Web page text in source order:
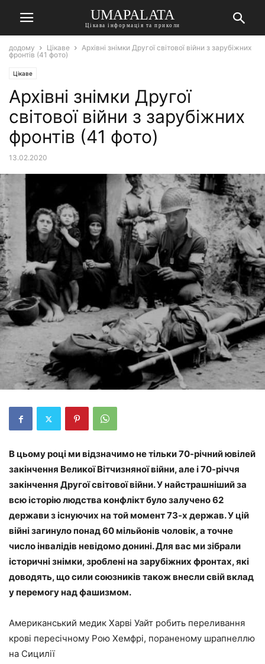
UMAPALATA
Цікава інформація та приколи
додому Цікаве
Архівні знімки Другої світової війни з зарубіжних
фронтів (41 фото)
Цікаве
Архівні знімки Другої
світової війни з зарубіжних
фронтів (41 фото)
13.02.2020
В цьому році ми відзначимо не тільки 70-річний ювілей
закінчення Великої Вітчизняної війни, але і 70-річчя
закінчення Другої світової війни. У найстрашніший за
всю історію людства конфлікт було залучено 62
держави з існуючих на той момент 73-х держав. У цій
війні загинуло понад 60 мільйонів чоловік, а точне
число інвалідів невідомо донині. Для вас ми зібрали
історичні знімки, зроблені на зарубіжних фронтах, які
доводять, що сили союзників також внесли свій вклад
у перемогу над фашизмом.
Американський медик Харві Уайт робить переливання
крові пересічному Рою Хемфрі, пораненому шрапнеллю
на Сицилії